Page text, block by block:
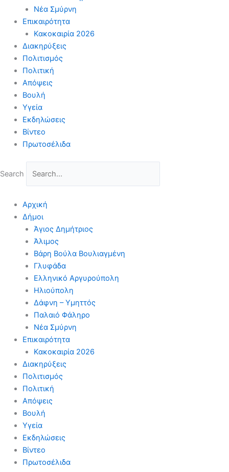
Νέα Σμύρνη
Επικαιρότητα
Κακοκαιρία 2026
Διακηρύξεις
Πολιτισμός
Πολιτική
Απόψεις
Βουλή
Υγεία
Εκδηλώσεις
Βίντεο
Πρωτοσέλιδα
Search
Αρχική
Δήμοι
Άγιος Δημήτριος
Άλιμος
Βάρη Βούλα Βουλιαγμένη
Γλυφάδα
Ελληνικό Αργυρούπολη
Ηλιούπολη
Δάφνη – Υμηττός
Παλαιό Φάληρο
Νέα Σμύρνη
Επικαιρότητα
Κακοκαιρία 2026
Διακηρύξεις
Πολιτισμός
Πολιτική
Απόψεις
Βουλή
Υγεία
Εκδηλώσεις
Βίντεο
Πρωτοσέλιδα